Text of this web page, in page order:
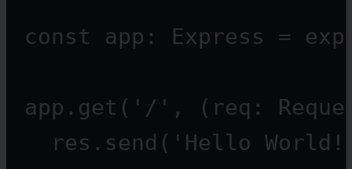
const app : Express =
app. get ( '/' , ( req :
res. send ( 'Hello